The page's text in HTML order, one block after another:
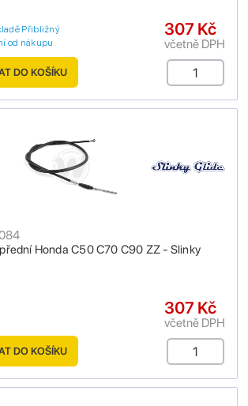
Přibližný
od nákupu
307 Kč
včetně DPH
DO KOŠÍKU
Honda C50 C70 C90 ZZ - Slinky
307 Kč
včetně DPH
DO KOŠÍKU